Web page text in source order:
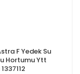
F Yedek Su
Hortumu Ytt